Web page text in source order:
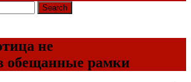
Search
не
обещанные рамки